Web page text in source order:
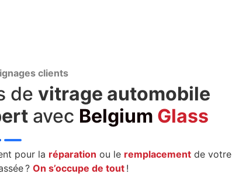
clients
de vitrage automobile
avec Belgium Glass
pour la réparation ou le remplacement de votre
? On s’occupe de tout!